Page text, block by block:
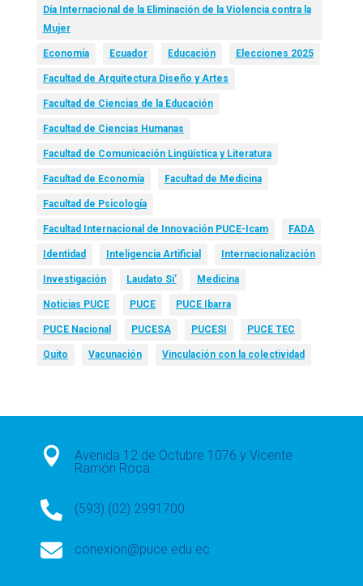
Día Internacional de la Eliminación de la Violencia contra la
Mujer
Economía Ecuador Educación Elecciones 2025
Facultad de Arquitectura Diseño y Artes
Facultad de Ciencias de la Educación
Facultad de Ciencias Humanas
Facultad de Comunicación Lingüística y Literatura
Facultad de Economía Facultad de Medicina
Facultad de Psicología
Facultad Internacional de Innovación PUCE-Icam FADA
Identidad Inteligencia Artificial Internacionalización
Investigación Laudato Si’ Medicina
Noticias PUCE PUCE PUCE Ibarra
PUCE Nacional PUCESA PUCESI PUCE TEC
Quito Vacunación Vinculación con la colectividad

Avenida 12 de Octubre 1076 y Vicente
Ramón Roca
 (593) (02) 2991700
 conexion@puce.edu.ec